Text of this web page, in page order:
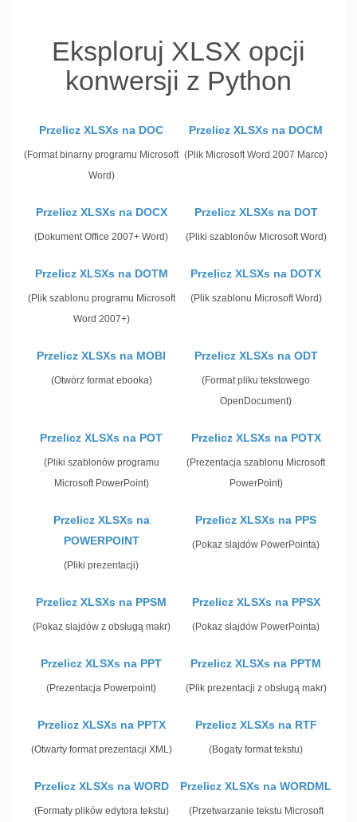
Eksploruj XLSX opcji
konwersji z Python
Przelicz XLSXs na DOC
(Format binarny programu Microsoft
Word)
Przelicz XLSXs na DOCM
(Plik Microsoft Word 2007 Marco)
Przelicz XLSXs na DOCX
(Dokument Office 2007+ Word)
Przelicz XLSXs na DOT
(Pliki szablonów Microsoft Word)
Przelicz XLSXs na DOTM
(Plik szablonu programu Microsoft
Word 2007+)
Przelicz XLSXs na DOTX
(Plik szablonu Microsoft Word)
Przelicz XLSXs na MOBI
(Otwórz format ebooka)
Przelicz XLSXs na ODT
(Format pliku tekstowego
OpenDocument)
Przelicz XLSXs na POT
(Pliki szablonów programu
Microsoft PowerPoint)
Przelicz XLSXs na POTX
(Prezentacja szablonu Microsoft
PowerPoint)
Przelicz XLSXs na
POWERPOINT
(Pliki prezentacji)
Przelicz XLSXs na PPS
(Pokaz slajdów PowerPointa)
Przelicz XLSXs na PPSM
(Pokaz slajdów z obsługą makr)
Przelicz XLSXs na PPSX
(Pokaz slajdów PowerPointa)
Przelicz XLSXs na PPT
(Prezentacja Powerpoint)
Przelicz XLSXs na PPTM
(Plik prezentacji z obsługą makr)
Przelicz XLSXs na PPTX
(Otwarty format prezentacji XML)
Przelicz XLSXs na RTF
(Bogaty format tekstu)
Przelicz XLSXs na WORD
(Formaty plików edytora tekstu)
Przelicz XLSXs na WORDML
(Przetwarzanie tekstu Microsoft